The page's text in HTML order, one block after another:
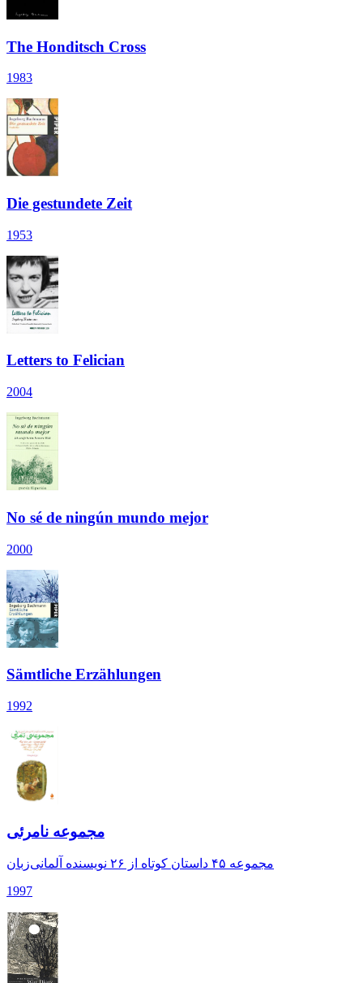
The Honditsch Cross
1983
Die gestundete Zeit
1953
Letters to Felician
2004
No sé de ningún mundo mejor
2000
Sämtliche Erzählungen
1992
مجموعه‌ نامرئی
مجموعه‌ ۴۵ داستان کوتاه از ۲۶ نویسنده‌ آلمانی‌زبان
1997